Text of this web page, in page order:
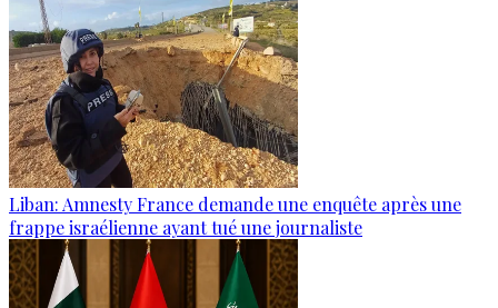
Liban: Amnesty France demande une enquête après une
frappe israélienne ayant tué une journaliste